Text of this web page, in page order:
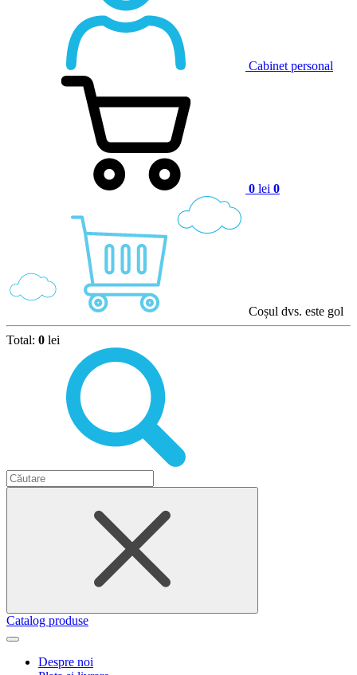
Cabinet personal
0 lei 0
Coșul dvs. este gol
Total: 0 lei
Catalog produse
Despre noi